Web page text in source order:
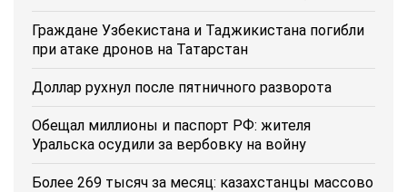
Граждане Узбекистана и Таджикистана погибли
при атаке дронов на Татарстан
Доллар рухнул после пятничного разворота
Обещал миллионы и паспорт РФ: жителя
Уральска осудили за вербовку на войну
Более 269 тысяч за месяц: казахстанцы массово